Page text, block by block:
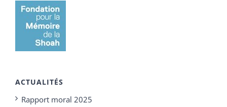
ACTUALITÉS
Rapport moral 2025